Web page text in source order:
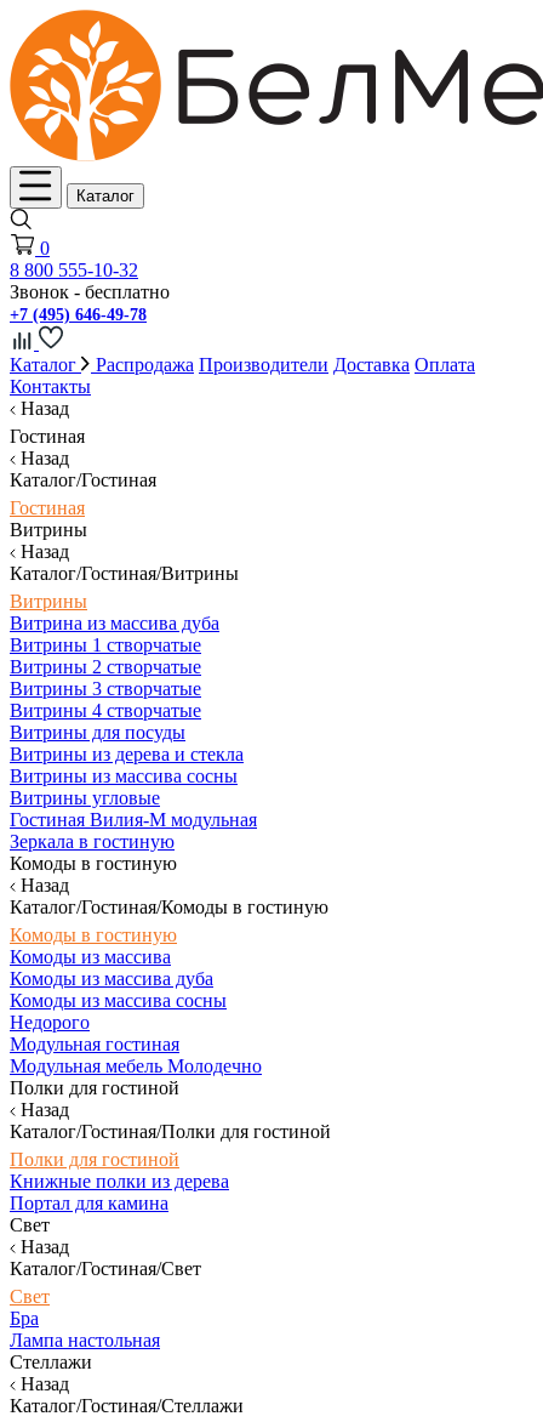
Каталог
0
8 800 555-10-32
Звонок - бесплатно
+7 (495) 646-49-78
Каталог Распродажа Производители Доставка Оплата
Контакты
Назад
Гостиная
Назад
Каталог/Гостиная
Гостиная
Витрины
Назад
Каталог/Гостиная/Витрины
Витрины
Витрина из массива дуба
Витрины 1 створчатые
Витрины 2 створчатые
Витрины 3 створчатые
Витрины 4 створчатые
Витрины для посуды
Витрины из дерева и стекла
Витрины из массива сосны
Витрины угловые
Гостиная Вилия-М модульная
Зеркала в гостиную
Комоды в гостиную
Назад
Каталог/Гостиная/Комоды в гостиную
Комоды в гостиную
Комоды из массива
Комоды из массива дуба
Комоды из массива сосны
Недорого
Модульная гостиная
Модульная мебель Молодечно
Полки для гостиной
Назад
Каталог/Гостиная/Полки для гостиной
Полки для гостиной
Книжные полки из дерева
Портал для камина
Свет
Назад
Каталог/Гостиная/Свет
Свет
Бра
Лампа настольная
Стеллажи
Назад
Каталог/Гостиная/Стеллажи